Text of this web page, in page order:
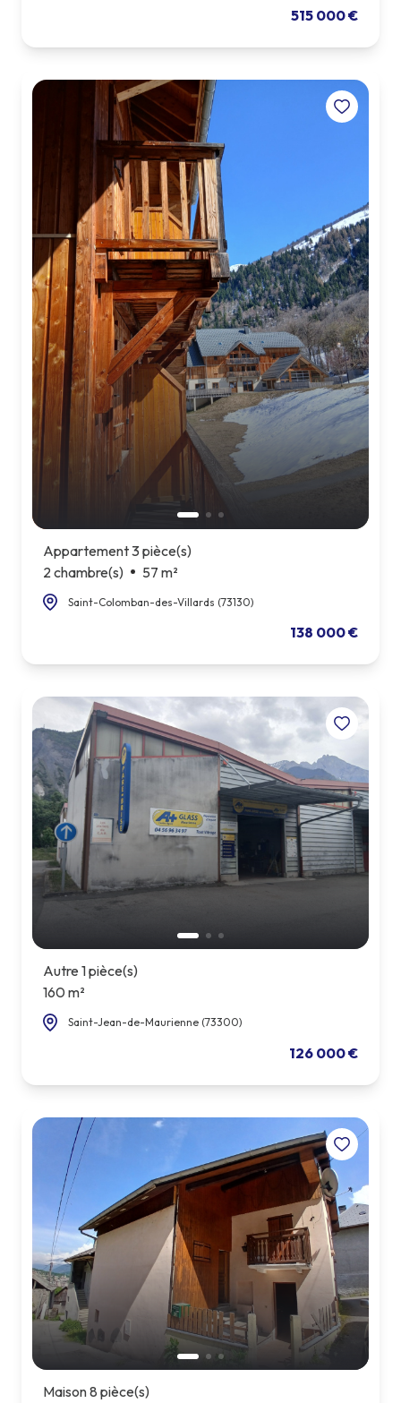
515 000 €
Appartement 3 pièce(s)
2 chambre(s)
57 m²
Saint-Colomban-des-Villards (73130)
138 000 €
Autre 1 pièce(s)
160 m²
Saint-Jean-de-Maurienne (73300)
126 000 €
Maison 8 pièce(s)